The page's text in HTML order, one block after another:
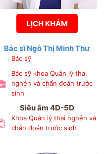
LỊCH KHÁM
Bác sĩ Ngô Thị Minh Thư
Bác sỹ
Bác sỹ khoa Quản lý thai
nghén và chẩn đoán trước
sinh
Siêu âm 4D-5D
Khoa Quản lý thai nghén và
chẩn đoán trước sinh